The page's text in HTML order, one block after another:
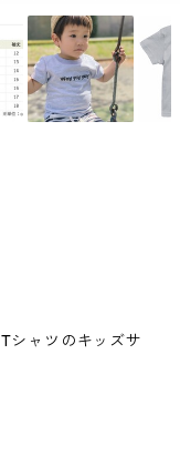
シャツのキッズサ